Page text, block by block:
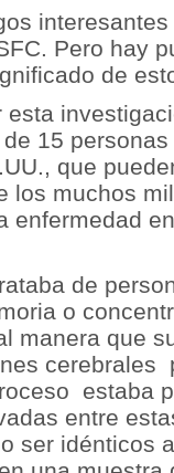
Pero hay
de
esta
15
que
los muchos
enfermedad
de
o
manera que
cerebrales
estaba
entre
ser idénticos